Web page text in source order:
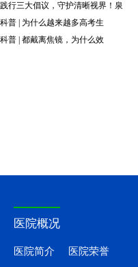
践行三大倡议，守护清晰视界！泉
科普 | 为什么越来越多高考生
科普 | 都戴离焦镜，为什么效
医院概况
医院简介 医院荣誉